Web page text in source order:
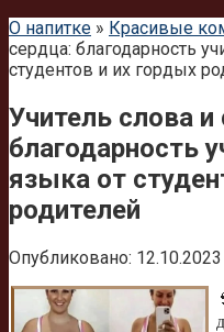
О напитке » Красивые
сердца: благодарность
студентов и их гордых
Учитель слова и
благодарность
языка от
родителей
Опубликовано: 12.10.2023